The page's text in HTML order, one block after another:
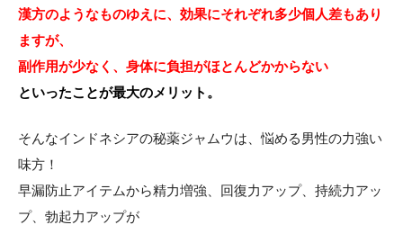
漢方のようなものゆえに、効果にそれぞれ多少個人差もあり
ますが、
副作用が少なく、身体に負担がほとんどかからない
といったことが最大のメリット。
そんなインドネシアの秘薬ジャムウは、悩める男性の力強い
味方！
早漏防止アイテムから精力増強、回復力アップ、持続力アッ
プ、勃起力アップが